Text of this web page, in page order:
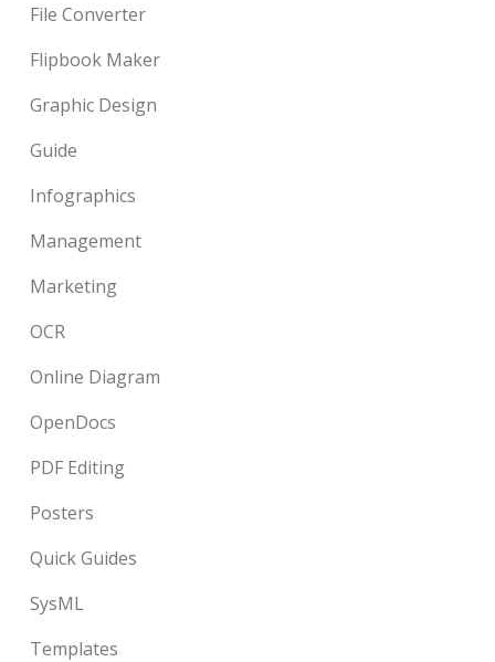
File Converter
Flipbook Maker
Graphic Design
Guide
Infographics
Management
Marketing
OCR
Online Diagram
OpenDocs
PDF Editing
Posters
Quick Guides
SysML
Templates